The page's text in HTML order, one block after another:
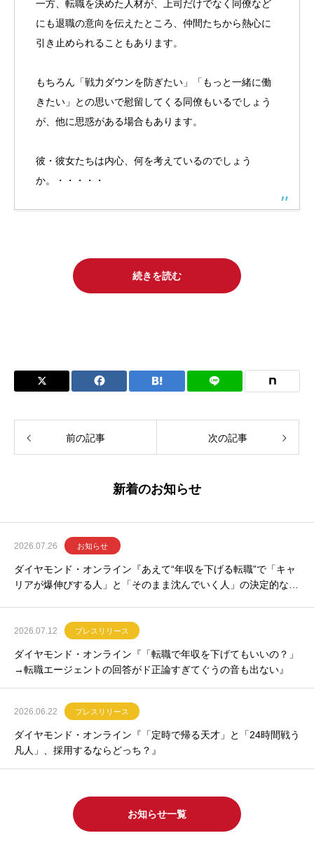
一方、転職を決めた人材が、上司だけでなく同僚など
にも退職の意向を伝えたところ、仲間たちから熱心に
引き止められることもあります。
もちろん「戦力ダウンを防ぎたい」「もっと一緒に働
きたい」との思いで慰留してくる同僚もいるでしょう
が、他に思惑がある場合もあります。
彼・彼女たちは内心、何を考えているのでしょう
か。・・・・・
続きを読む
前の記事 次の記事
新着のお知らせ
2026.07.26 お知らせ
ダイヤモンド・オンライン『あえて“年収を下げる転職”で「キャ
リアが爆伸びする人」と「そのまま沈んでいく人」の決定的な違
2026.07.12 プレスリリース
ダイヤモンド・オンライン『「転職で年収を下げてもいいの？」
→転職エージェントの回答がド正論すぎてぐうの音も出ない』
2026.06.22 プレスリリース
ダイヤモンド・オンライン『「定時で帰る天才」と「24時間戦う
凡人」、採用するならどっち？』
お知らせ一覧